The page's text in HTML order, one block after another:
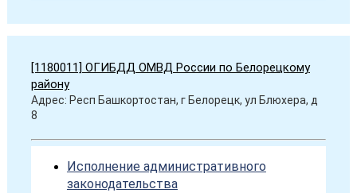
[1180011] ОГИБДД ОМВД России по Белорецкому
району
Адрес: Респ Башкортостан, г Белорецк, ул Блюхера, д
8
Исполнение административного
законодательства